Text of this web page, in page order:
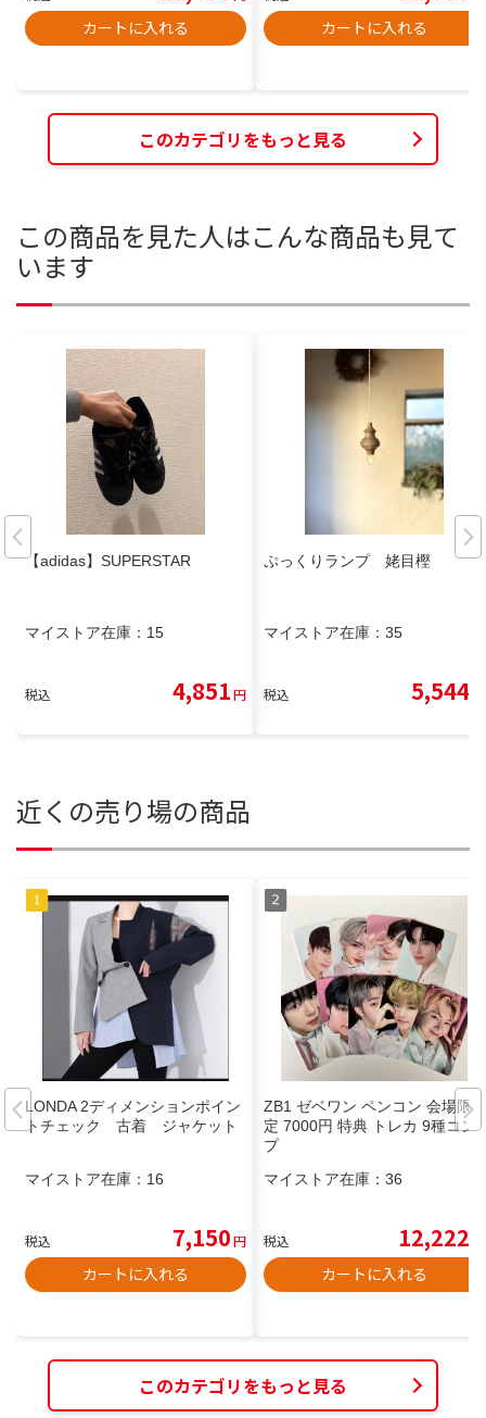
カートに入れる カートに入れる
このカテゴリをもっと見る
この商品を見た人はこんな商品も見て
います
【adidas】SUPERSTAR
マイストア在庫： 15
税込 4,851円
ぷっくりランプ 姥目樫
マイストア在庫： 35
税込 5,544
近くの売り場の商品
LONDA 2ディメンションポイン
トチェック 古着 ジャケット
マイストア在庫： 16
税込 7,150円
カートに入れる
ZB1 ゼベワン ペンコン 会場限
定 7000円 特典 トレカ 9種コン
プ
マイストア在庫： 36
税込 12,222
カートに入れる
このカテゴリをもっと見る